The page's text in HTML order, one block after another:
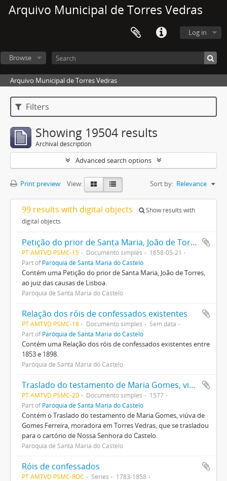
Arquivo Municipal de Torres Vedras
Log in
Browse
Arquivo Municipal de Torres Vedras
Filters
Showing 19504 results
Archival description
Advanced search options
Print preview View: Sort by: Relevance
99 results with digital objects
Show results with
digital objects
Petição do prior de Santa Maria, João de Torres, ao juiz das causas de Lisboa
PT AMTVD PSMC-15 Documento simples
1658-05-21
Part ofParóquia de Santa Maria do Castelo
Contém uma Petição do prior de Santa Maria, João de Torres,
ao juiz das causas de Lisboa.
Paróquia de Santa Maria do Castelo
Relação dos róis de confessados existentes
PT AMTVD PSMC-18 Documento simples
Sem data
Part ofParóquia de Santa Maria do Castelo
Contém uma Relação dos róis de confessados existentes entre
1853 e 1898.
Paróquia de Santa Maria do Castelo
Traslado do testamento de Maria Gomes, viúva de Gomes Ferreira, moradora em Torres Vedras, que se trasladou para o cartório de Nossa Senhora do Castelo
PT AMTVD PSMC-20 Documento simples
1577
Part ofParóquia de Santa Maria do Castelo
Contém o Traslado do testamento de Maria Gomes, viúva de
Gomes Ferreira, moradora em Torres Vedras, que se trasladou
para o cartório de Nossa Senhora do Castelo.
Paróquia de Santa Maria do Castelo
Róis de confessados
PT AMTVD PSMC-ROC Series
1783-1858